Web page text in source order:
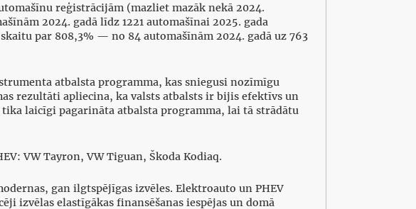
reģistrācijām (mazliet mazāk nekā 2024.
2024. gadā līdz 1221 automašīnai 2025. gada
par 808,3% — no 84 automašīnām 2024. gadā uz 763
atbalsta programma, kas sniegusi nozīmīgu
rezultāti apliecina, ka valsts atbalsts ir bijis efektīvs un
laicīgi pagarināta atbalsta programma, lai tā strādātu
VW Tayron, VW Tiguan, Škoda Kodiaq.
gan ilgtspējīgas izvēles. Elektroauto un PHEV
izvēlas elastīgākas finansēšanas iespējas un domā